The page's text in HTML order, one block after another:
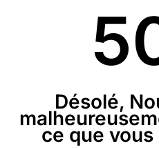
Désolé,
ce que